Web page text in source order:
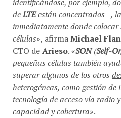
deLTEestán concentrados –,
inmediatamente donde colocar
células», afirmaMichael
CTO deArieso. «SON(Self-
pequeñas células también
superar algunos de los otros
heterogéneas, como gestión
tecnología de acceso vía radio
capacidad y cobertura».